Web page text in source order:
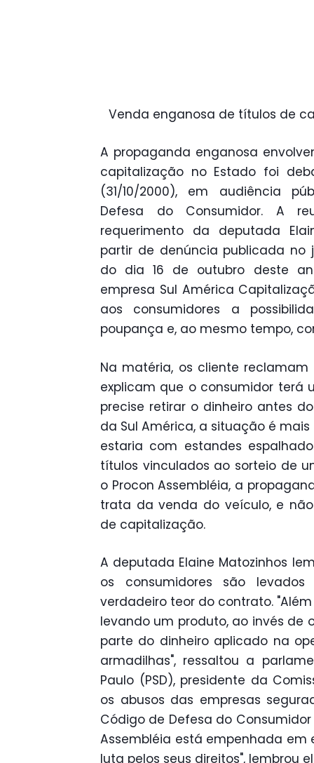
Venda enganosa de títulos de
A propaganda enganosa
capitalização no Estado foi
(31/10/2000), em audiência
Defesa do Consumidor. A
requerimento da deputada
partir de denúncia publicada no
do dia 16 de outubro deste
empresa Sul América
aos consumidores a
poupança e, ao mesmo tempo,
Na matéria, os cliente
explicam que o consumidor terá
precise retirar o dinheiro antes
da Sul América, a situação é
estaria com estandes
títulos vinculados ao sorteio de
o Procon Assembléia, a
trata da venda do veículo, e
de capitalização.
A deputada Elaine Matozinhos
os consumidores são
verdadeiro teor do contrato.
levando um produto, ao invés de
parte do dinheiro aplicado na
armadilhas", ressaltou a
Paulo (PSD), presidente da
os abusos das empresas
Código de Defesa do Consumidor
Assembléia está empenhada em
luta pelos seus direitos", lembrou